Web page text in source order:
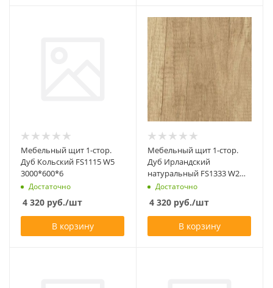
Мебельный щит 1-стор.
Дуб Кольский FS1115 W5
3000*600*6
Достаточно
4 320 руб./шт
В корзину
Мебельный щит 1-стор.
Дуб Ирландский
натуральный FS1333 W2
3000*600*6
Достаточно
4 320 руб./шт
В корзину